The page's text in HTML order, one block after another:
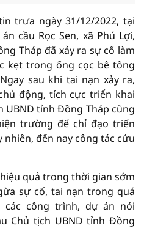
trưa ngày 31/12/2022, tại
cầu Rọc Sen, xã Phú Lợi,
Tháp đã xảy ra sự cố làm
kẹt trong ống cọc bê tông
sau khi tai nạn xảy ra,
động, tích cực triển khai
UBND tỉnh Đồng Tháp cũng
trường để chỉ đạo triển
nhiên, đến nay công tác cứu
quả trong thời gian sớm
sự cố, tai nạn trong quá
công trình, dự án nói
Chủ tịch UBND tỉnh Đồng